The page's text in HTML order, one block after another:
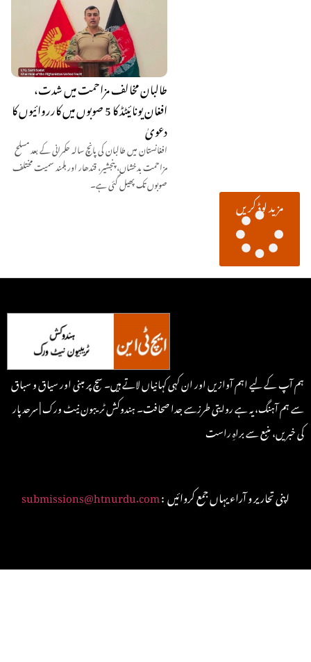
طالبان مخالف مزاحمت میں شدت،
افغان یونائیٹڈ کا 5 صوبوں میں کارروائیوں کا
دعویٰ
افغانستان میں طالبان کی پانچ سالہ حکمرانی کے بعد مسلح
مزاحمت بدخشاں، پنجشیر، قندھار اور ہلمند سمیت مختلف
صوبوں تک پھیل گئی ہے۔
مزید لوڈ کریں
ہم آپ کے لیے اہم آوازیں اور ان کہی کہانیاں لاتے ہیں۔ سچ پر مبنی اور سیاق و سباق
سے ہم آہنگ، یہ ہے روایتی طرزسے جدا صحافت۔ ہندوکش ٹریبون نیٹ ورک | سرحد پار
کی خبریں، منبع سے براہِ راست
submissions@htnurdu.com : اپنی تحاریر و آراء یہاں جمع کروائیں